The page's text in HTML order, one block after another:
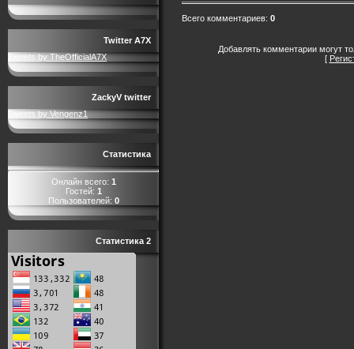
Twitter A7X
Tweets by TheOfficialA7X
ZackyV twitter
Tweets by Vengenz1
Статистика
Онлайн всего: 1
Гостей: 1
Пользователей: 0
Статистика 2
Всего комментариев: 0
Добавлять комментарии могут
[